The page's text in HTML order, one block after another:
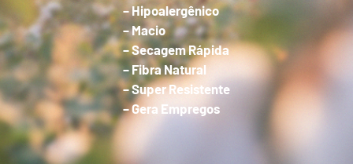
– Hipoalergênico
– Macio
– Secagem Rápida
– Fibra Natural
– Super Resistente
– Gera Empregos